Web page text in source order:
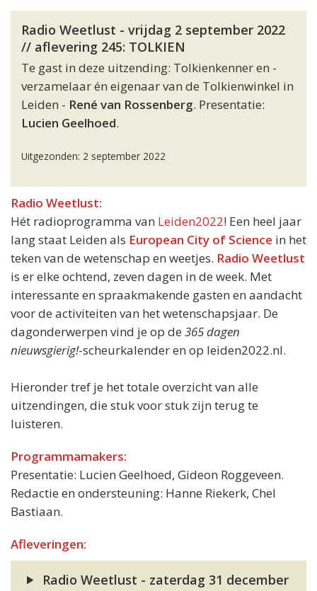
Radio Weetlust - vrijdag 2 september 2022
// aflevering 245: TOLKIEN
Te gast in deze uitzending: Tolkienkenner en -
verzamelaar én eigenaar van de Tolkienwinkel in
Leiden - René van Rossenberg. Presentatie:
Lucien Geelhoed.
Uitgezonden: 2 september 2022
Radio Weetlust:
Hét radioprogramma van Leiden2022! Een heel jaar
lang staat Leiden als European City of Science in het
teken van de wetenschap en weetjes. Radio Weetlust
is er elke ochtend, zeven dagen in de week. Met
interessante en spraakmakende gasten en aandacht
voor de activiteiten van het wetenschapsjaar. De
dagonderwerpen vind je op de 365 dagen
nieuwsgierig!-scheurkalender en op leiden2022.nl.
Hieronder tref je het totale overzicht van alle
uitzendingen, die stuk voor stuk zijn terug te
luisteren.
Programmamakers:
Presentatie: Lucien Geelhoed, Gideon Roggeveen.
Redactie en ondersteuning: Hanne Riekerk, Chel
Bastiaan.
Afleveringen:
Radio Weetlust - zaterdag 31 december